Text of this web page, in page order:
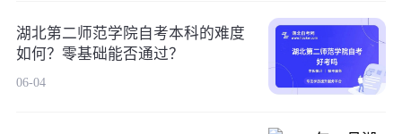
湖北第二师范学院自考本科的难度
如何？零基础能否通过？
06-04